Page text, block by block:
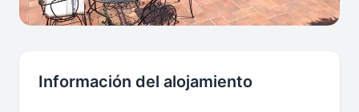
Información del alojamiento